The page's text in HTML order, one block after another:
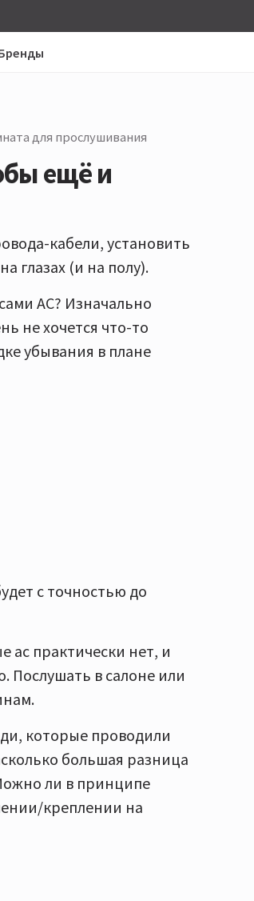
для прослушивания
ещё и
кабели, установить
глазах (и на полу).
АС? Изначально
не хочется что-то
убывания в плане
с точностью до
ас практически нет, и
Послушать в салоне или
которые проводили
большая разница
ли в принципе
креплении на